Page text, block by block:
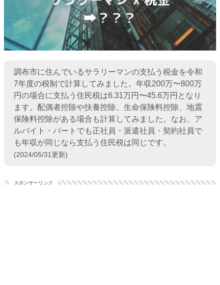
調布市に住んでいるサラリーマンの支払う税金を令和
7年度の税制で計算してみました。年収200万〜800万
円の場合に支払う住民税は6.31万円〜45.6万円となり
ます。配偶者控除や扶養控除、生命保険料控除、地震
保険料控除がある場合も計算してみました。なお、ア
ルバイト・パートでも正社員・派遣社員・契約社員で
も年収が同じなら支払う住民税は同じです。
(2024/05/31更新)
スポンサーリンク